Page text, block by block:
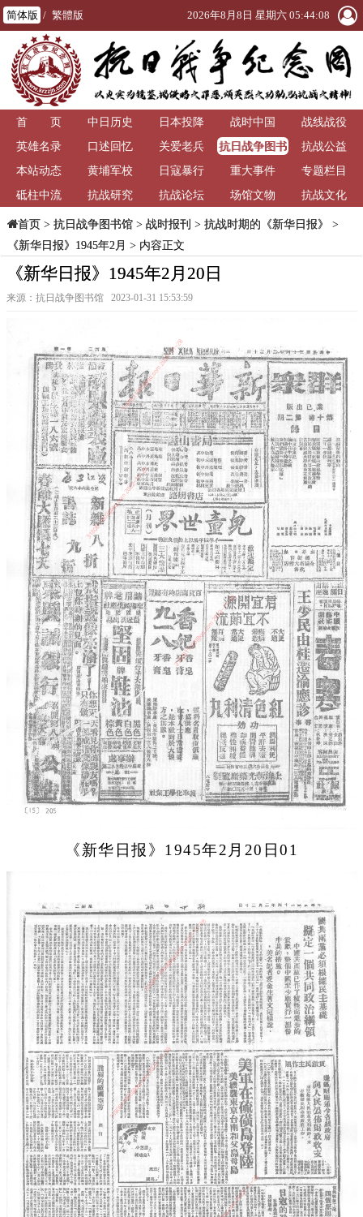
简体版 / 繁體版 2026年8月8日 星期六 05:44:08
首 页 中日历史 日本投降 战时中国
战线战役
英雄名录
口述回忆 关爱老兵
抗日战争图书
馆
抗战公益
本站动态
黄埔军校 日寇暴行 重大事件
专题栏目
砥柱中流
抗战研究 抗战论坛 场馆文物 抗战文化
首页> 抗日战争图书馆> 战时报刊 > 抗战时期的《新华日报》
>
《新华日报》1945年2月 > 内容正文
《新华日报》1945年2月20日
来源：抗日战争图书馆 2023-01-31 15:53:59
《新华日报》1945年2月20日01